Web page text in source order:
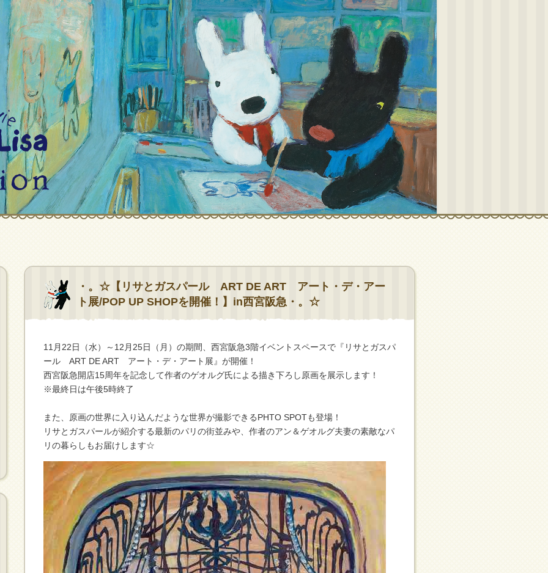
・。☆【リサとガスパール ART DE ART アート・デ・アー
ト展/POP UP SHOPを開催！】in西宮阪急・。☆
11月22日（水）～12月25日（月）の期間、西宮阪急3階イベントスペースで『リサとガスパ
ール ART DE ART アート・デ・アート展』が開催！
西宮阪急開店15周年を記念して作者のゲオルグ氏による描き下ろし原画を展示します！
※最終日は午後5時終了
また、原画の世界に入り込んだような世界が撮影できるPHTO SPOTも登場！
リサとガスパールが紹介する最新のパリの街並みや、作者のアン＆ゲオルグ夫妻の素敵なパ
リの暮らしもお届けします☆